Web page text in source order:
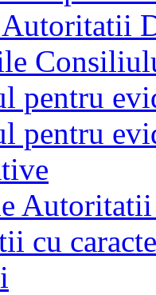
pentru
pentru
cu